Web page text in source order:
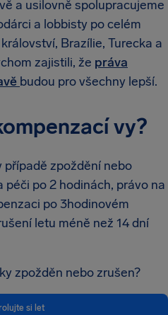
a usilovně spolupracujeme
a lobbisty po celém
Brazílie, Turecka a
zajistili, že práva
budou pro všechny lepší.
vy?
zpoždění nebo
po 2 hodinách, právo na
po 3hodinovém
letu méně než 14 dní
zpožděn nebo zrušen?
si let